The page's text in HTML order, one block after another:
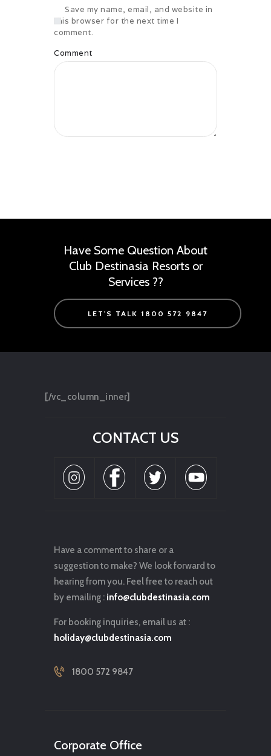
Save my name, email, and website in
this browser for the next time I
comment.
Comment
Have Some Question About
Club Destinasia Resorts or
Services ??
LET'S TALK 1800 572 9847
[/vc_column_inner]
CONTACT US
Have a comment to share or a
suggestion to make? We look forward to
hearing from you. Feel free to reach out
by emailing : info@clubdestinasia.com
For booking inquiries, email us at :
holiday@clubdestinasia.com
1800 572 9847
Corporate Office